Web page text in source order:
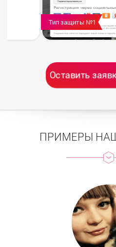
Тип защиты №1
Оставить
ПРИМЕРЫ